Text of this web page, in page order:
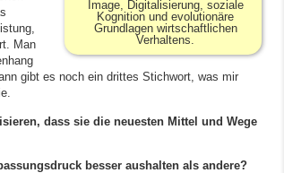
Image, Digitalisierung, soziale
Kognition und evolutionäre
Grundlagen wirtschaftlichen
Verhaltens.
Man
gibt es noch ein drittes Stichwort, was mir
dass sie die neuesten Mittel und Wege
besser aushalten als andere?